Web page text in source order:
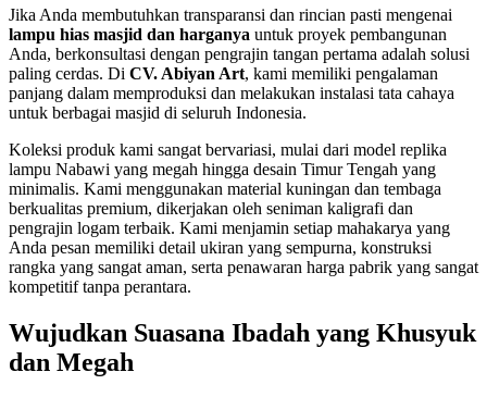
Jika Anda membutuhkan transparansi dan rincian pasti mengenai
lampu hias masjid dan harganya untuk proyek pembangunan
Anda, berkonsultasi dengan pengrajin tangan pertama adalah solusi
paling cerdas. Di CV. Abiyan Art, kami memiliki pengalaman
panjang dalam memproduksi dan melakukan instalasi tata cahaya
untuk berbagai masjid di seluruh Indonesia.
Koleksi produk kami sangat bervariasi, mulai dari model replika
lampu Nabawi yang megah hingga desain Timur Tengah yang
minimalis. Kami menggunakan material kuningan dan tembaga
berkualitas premium, dikerjakan oleh seniman kaligrafi dan
pengrajin logam terbaik. Kami menjamin setiap mahakarya yang
Anda pesan memiliki detail ukiran yang sempurna, konstruksi
rangka yang sangat aman, serta penawaran harga pabrik yang sangat
kompetitif tanpa perantara.
Wujudkan Suasana Ibadah yang Khusyuk
dan Megah